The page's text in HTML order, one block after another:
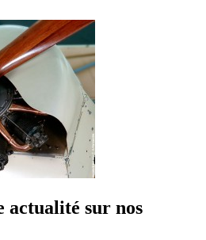
actualité sur nos